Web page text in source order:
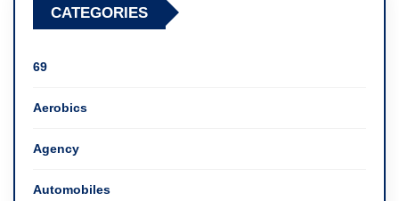
CATEGORIES
69
Aerobics
Agency
Automobiles